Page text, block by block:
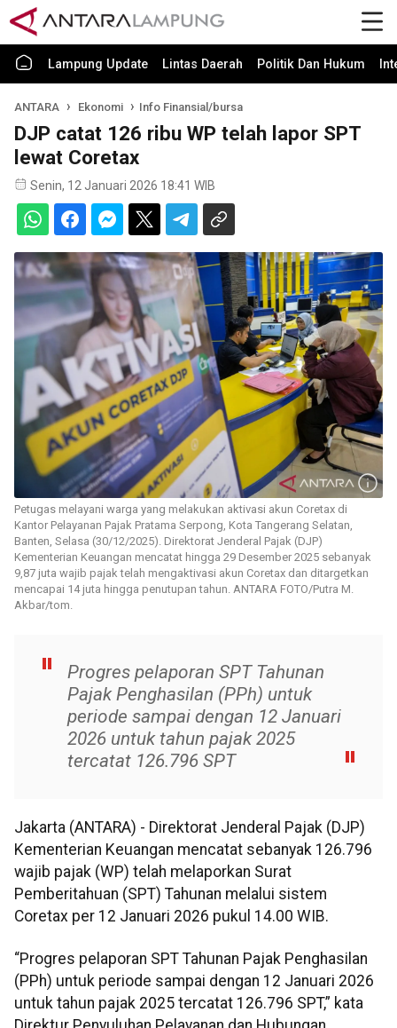
Lampung Update Lintas Daerah Politik Dan Hukum
ANTARA Ekonomi Info Finansial/bursa
DJP catat 126 ribu WP telah lapor SPT
lewat Coretax
Senin, 12 Januari 2026 18:41 WIB
Petugas melayani warga yang melakukan aktivasi akun Coretax di
Kantor Pelayanan Pajak Pratama Serpong, Kota Tangerang Selatan,
Banten, Selasa (30/12/2025). Direktorat Jenderal Pajak (DJP)
Kementerian Keuangan mencatat hingga 29 Desember 2025 sebanyak
9,87 juta wajib pajak telah mengaktivasi akun Coretax dan ditargetkan
mencapai 14 juta hingga penutupan tahun. ANTARA FOTO/Putra M.
Akbar/tom.
Progres pelaporan SPT Tahunan
Pajak Penghasilan (PPh) untuk
periode sampai dengan 12 Januari
2026 untuk tahun pajak 2025
tercatat 126.796 SPT
Jakarta (ANTARA) - Direktorat Jenderal Pajak (DJP)
Kementerian Keuangan mencatat sebanyak 126.796
wajib pajak (WP) telah melaporkan Surat
Pemberitahuan (SPT) Tahunan melalui sistem
Coretax per 12 Januari 2026 pukul 14.00 WIB.
“Progres pelaporan SPT Tahunan Pajak Penghasilan
(PPh) untuk periode sampai dengan 12 Januari 2026
untuk tahun pajak 2025 tercatat 126.796 SPT,” kata